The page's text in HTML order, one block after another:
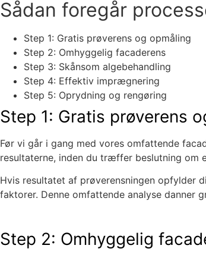
Sådan foregår
Step 1: Gratis prøverens og opmåling
Step 2: Omhyggelig facaderens
Step 3: Skånsom algebehandling
Step 4: Effektiv imprægnering
Step 5: Oprydning og rengøring
Step 1: Gratis prøverens
Før vi går i gang med vores omfattende
resultaterne, inden du træffer beslutning om
Hvis resultatet af prøverensningen opfylder
faktorer. Denne omfattende analyse danner
Step 2: Omhyggelig